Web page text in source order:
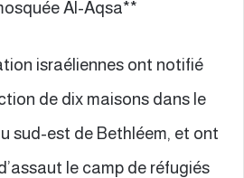
Al-Aqsa**
israéliennes ont notifié
de dix maisons dans le
sud-est de Bethléem, et ont
le camp de réfugiés